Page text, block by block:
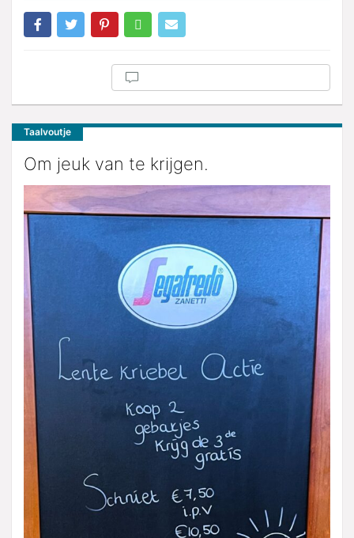
Taalvoutje
Om jeuk van te krijgen.